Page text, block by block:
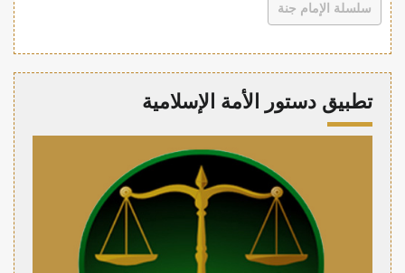
سلسلة الإمام جنة
تطبيق دستور الأمة الإسلامية